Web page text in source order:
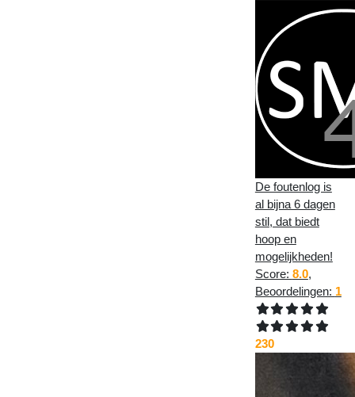
De foutenlog is
al bijna 6 dagen
stil, dat biedt
hoop en
mogelijkheden!
Score: 8.0,
Beoordelingen: 1
230